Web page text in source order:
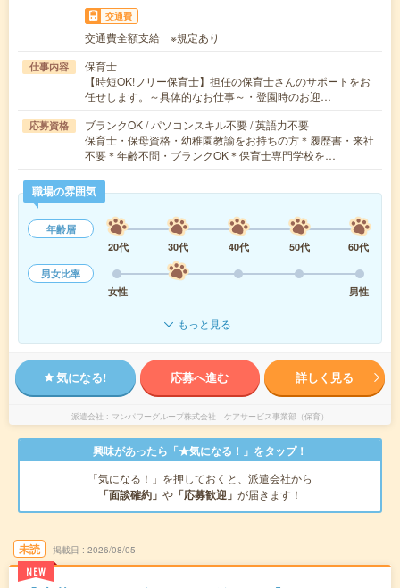
交通費
交通費全額支給 ※規定あり
仕事内容
保育士
【時短OK!フリー保育士】担任の保育士さんのサポートをお
任せします。～具体的なお仕事～・登園時のお迎…
応募資格
ブランクOK / パソコンスキル不要 / 英語力不要
保育士・保母資格・幼稚園教諭をお持ちの方＊履歴書・来社
不要＊年齢不問・ブランクOK＊保育士専門学校を…
職場の雰囲気
年齢層
20代
30代 40代 50代
60代
男女比率
女性
男性
もっと見る
気になる! 応募へ進む 詳しく見る
派遣会社 マンパワーグループ株式会社 ケアサービス事業部（保育）
興味があったら「★気になる！」をタップ！
「気になる！」を押しておくと、派遣会社から
「面談確約」 や 「応募歓迎」 が届きます！
未読
NEW
掲載日 2026/08/05